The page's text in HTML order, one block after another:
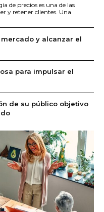
de precios es una de las
y retener clientes. Una
y alcanzar el
para impulsar el
de su público objetivo